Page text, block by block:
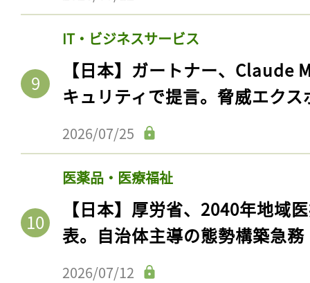
IT・ビジネスサービス
【日本】ガートナー、Claude
キュリティで提言。脅威エク
2026/07/25
医薬品・医療福祉
【日本】厚労省、2040年地域
表。自治体主導の態勢構築急務
2026/07/12